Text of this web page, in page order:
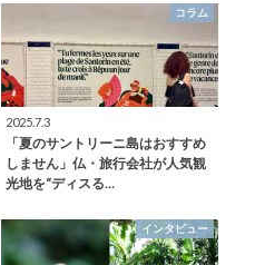
コラム
2025.7.3
「夏のサントリーニ島はおすすめ
しません」仏・旅行会社が人気観
光地を“ディスる…
インタビュー